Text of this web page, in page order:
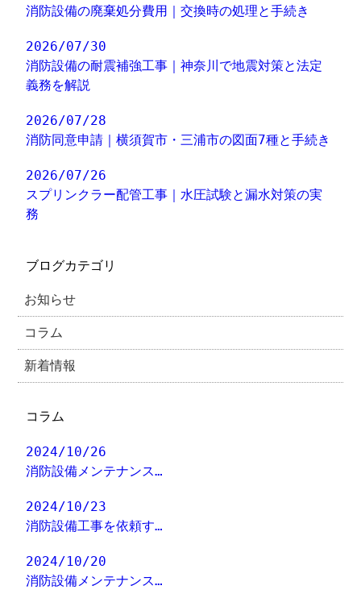
消防設備の廃棄処分費用｜交換時の処理と手続き
2026/07/30
消防設備の耐震補強工事｜神奈川で地震対策と法定
義務を解説
2026/07/28
消防同意申請｜横須賀市・三浦市の図面7種と手続き
2026/07/26
スプリンクラー配管工事｜水圧試験と漏水対策の実
務
ブログカテゴリ
お知らせ
コラム
新着情報
コラム
2024/10/26
消防設備メンテナンス…
2024/10/23
消防設備工事を依頼す…
2024/10/20
消防設備メンテナンス…